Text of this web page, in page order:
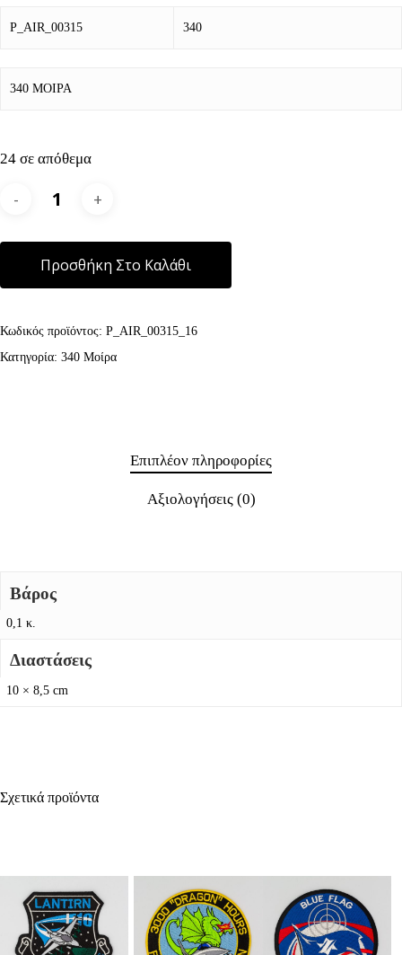
P_AIR_00315 340
340 ΜΟΙΡΑ
24 σε απόθεμα
Προσθήκη Στο Καλάθι
Κωδικός προϊόντος: P_AIR_00315_16
Κατηγορία: 340 Μοίρα
Επιπλέον πληροφορίες
Αξιολογήσεις (0)
Βάρος
0,1 κ.
Διαστάσεις
10 × 8,5 cm
Σχετικά προϊόντα